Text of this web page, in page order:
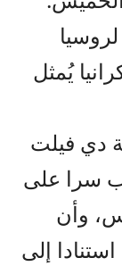
يُمثل
دي فيلت
سرا على
وأن
إلى